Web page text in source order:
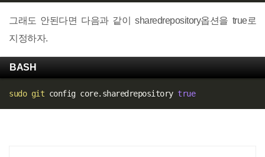
그래도 안된다면 다음과 같이 sharedrepository옵션을 true로
지정하자.
BASH
sudo git config core.sharedrepository true